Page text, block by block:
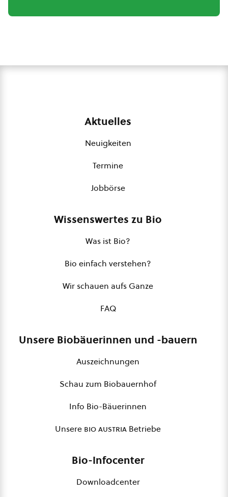
Aktuelles
Neuigkeiten
Termine
Jobbörse
Wissenswertes zu Bio
Was ist Bio?
Bio einfach verstehen?
Wir schauen aufs Ganze
FAQ
Unsere Biobäuerinnen und -bauern
Auszeichnungen
Schau zum Biobauernhof
Info Bio-Bäuerinnen
Unsere bio austria Betriebe
Bio-Infocenter
Downloadcenter